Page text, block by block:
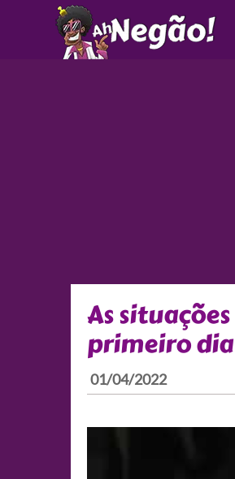
As
primeiro
01/04/2022